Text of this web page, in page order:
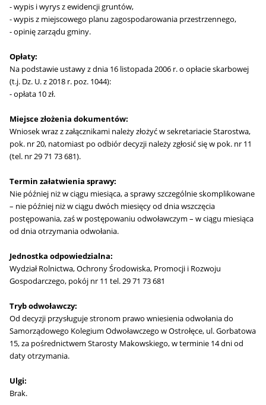
- wypis i wyrys z ewidencji gruntów,
- wypis z miejscowego planu zagospodarowania przestrzennego,
- opinię zarządu gminy.
Opłaty:
Na podstawie ustawy z dnia 16 listopada 2006 r. o opłacie skarbowej
(t.j. Dz. U. z 2018 r. poz. 1044):
- opłata 10 zł.
Miejsce złożenia dokumentów:
Wniosek wraz z załącznikami należy złożyć w sekretariacie Starostwa,
pok. nr 20, natomiast po odbiór decyzji należy zgłosić się w pok. nr 11
(tel. nr 29 71 73 681).
Termin załatwienia sprawy:
Nie później niż w ciągu miesiąca, a sprawy szczególnie skomplikowane
– nie później niż w ciągu dwóch miesięcy od dnia wszczęcia
postępowania, zaś w postępowaniu odwoławczym – w ciągu miesiąca
od dnia otrzymania odwołania.
Jednostka odpowiedzialna:
Wydział Rolnictwa, Ochrony Środowiska, Promocji i Rozwoju
Gospodarczego, pokój nr 11 tel. 29 71 73 681
Tryb odwoławczy:
Od decyzji przysługuje stronom prawo wniesienia odwołania do
Samorządowego Kolegium Odwoławczego w Ostrołęce, ul. Gorbatowa
15, za pośrednictwem Starosty Makowskiego, w terminie 14 dni od
daty otrzymania.
Ulgi:
Brak.